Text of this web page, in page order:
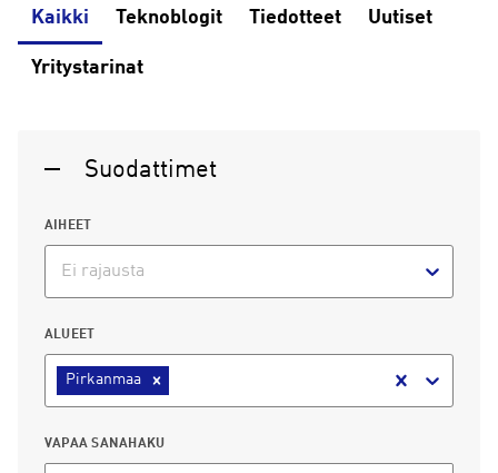
Kaikki Teknoblogit Tiedotteet Uutiset
Yritystarinat
Suodattimet
AIHEET
Ei rajausta
ALUEET
Pirkanmaa
VAPAA SANAHAKU